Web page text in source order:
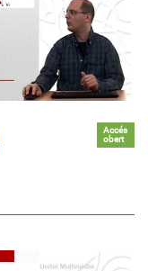
Accés
obert